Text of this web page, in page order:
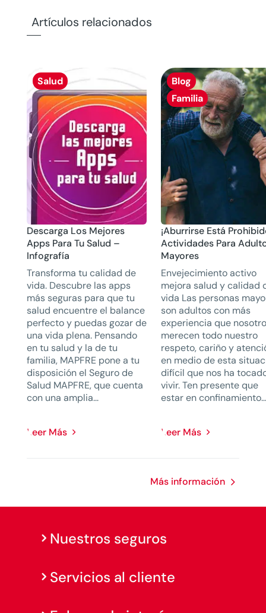
Artículos relacionados
Salud
Descarga Los Mejores
Apps Para Tu Salud –
Infografía
Transforma tu calidad de
vida. Descubre las apps
más seguras para que tu
salud encuentre el balance
perfecto y puedas gozar de
una vida plena. Pensando
en tu salud y la de tu
familia, MAPFRE pone a tu
disposición el Seguro de
Salud MAPFRE, que cuenta
con una amplia...
Leer Más
Blog
Familia
¡Aburrirse Está
Actividades Para
Mayores
Envejecimiento activo
mejora salud y calidad
vida Las personas
son adultos con más
experiencia que
merecen todo nuestro
respeto, cariño y
en medio de esta
difícil que nos ha
vivir. Ten presente que
estar en
Leer Más
Más información
Nuestros seguros
Servicios al cliente